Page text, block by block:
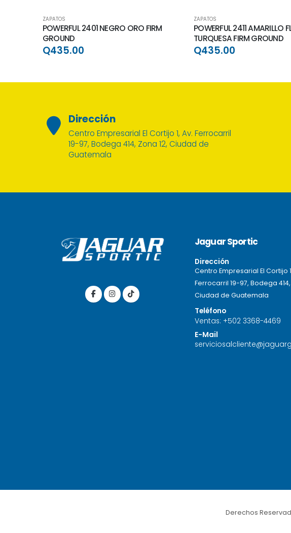
ZAPATOS
POWERFUL 2401 NEGRO ORO FIRM
GROUND
Q435.00
ZAPATOS
POWERFUL 2411 AMARILLO
TURQUESA FIRM GROUND
Q435.00
Dirección
Centro Empresarial El Cortijo 1, Av. Ferrocarril
19-97, Bodega 414, Zona 12, Ciudad de
Guatemala
Jaguar Sportic
Dirección
Centro Empresarial El Cortijo
Ferrocarril 19-97, Bodega 414,
Ciudad de Guatemala
Teléfono
Ventas: +502 3368-4469
E-Mail
Derechos